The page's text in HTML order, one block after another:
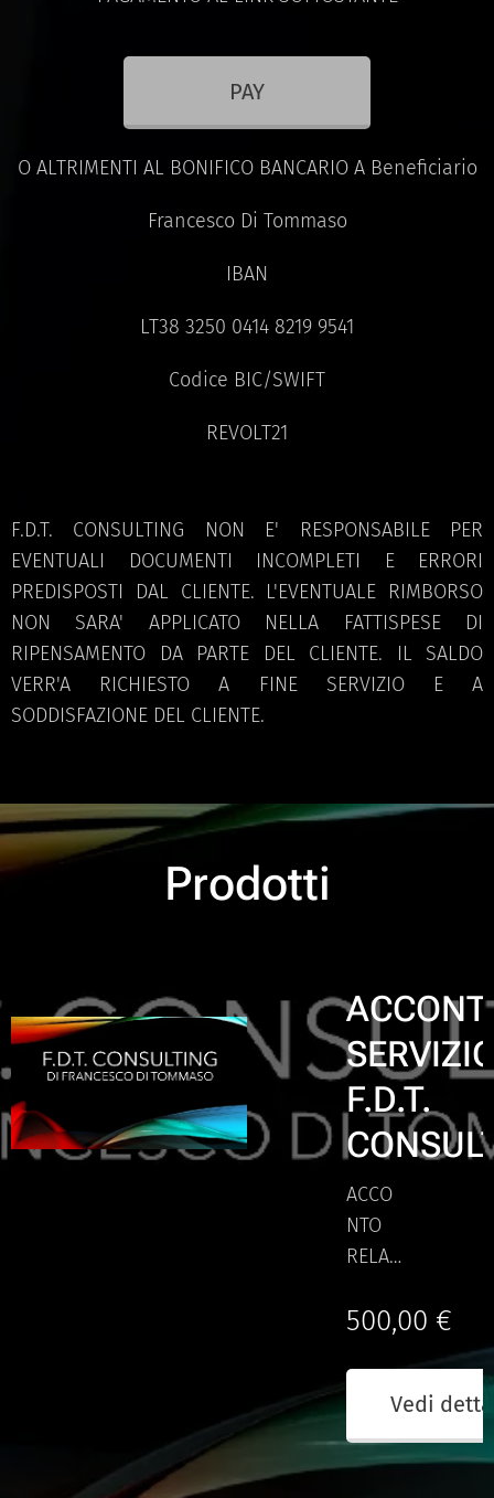
PAY
O ALTRIMENTI AL BONIFICO BANCARIO A Beneficiario
Francesco Di Tommaso
IBAN
LT38 3250 0414 8219 9541
Codice BIC/SWIFT
REVOLT21
F.D.T. CONSULTING NON E' RESPONSABILE PER
EVENTUALI DOCUMENTI INCOMPLETI E ERRORI
PREDISPOSTI DAL CLIENTE. L'EVENTUALE RIMBORSO
NON SARA' APPLICATO NELLA FATTISPESE DI
RIPENSAMENTO DA PARTE DEL CLIENTE. IL SALDO
VERR'A RICHIESTO A FINE SERVIZIO E A
SODDISFAZIONE DEL CLIENTE.
Prodotti
F.D.T.
ACCO
NTO
RELATI
PRATI
CONS
ULENZ
A
AZIEN
500,00 €
Vedi